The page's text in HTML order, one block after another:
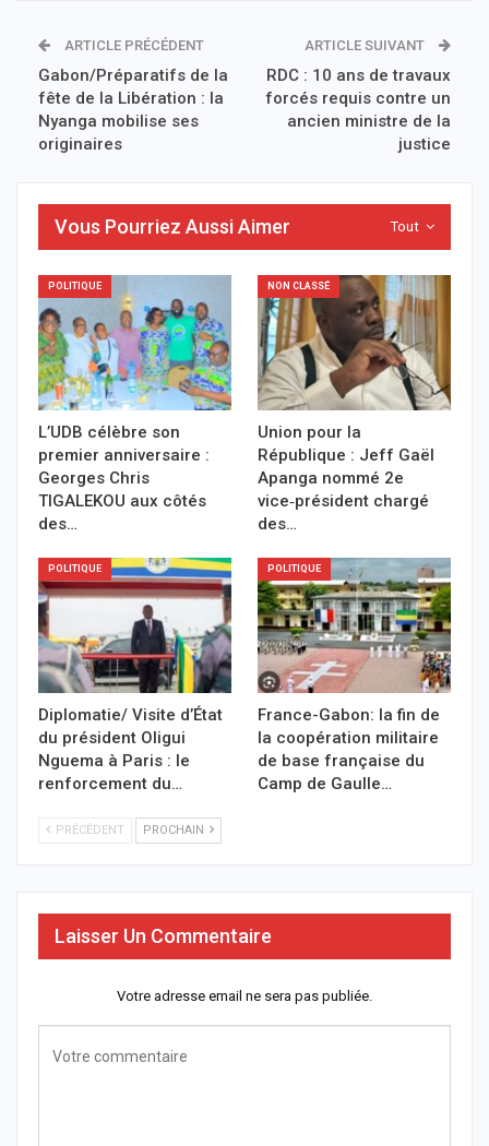
ARTICLE PRÉCÉDENT
Gabon/Préparatifs de la
fête de la Libération : la
Nyanga mobilise ses
originaires
ARTICLE SUIVANT
RDC : 10 ans de travaux
forcés requis contre un
ancien ministre de la
justice
Tout
Vous Pourriez Aussi Aimer
POLITIQUE
L’UDB célèbre son
premier anniversaire :
Georges Chris
TIGALEKOU aux côtés
des…
NON CLASSÉ
Union pour la
République : Jeff Gaël
Apanga nommé 2e
vice‑président chargé
des…
POLITIQUE
Diplomatie/ Visite d’État
du président Oligui
Nguema à Paris : le
renforcement du…
POLITIQUE
France-Gabon: la fin de
la coopération militaire
de base française du
Camp de Gaulle…
PRÉCÉDENT PROCHAIN
Laisser Un Commentaire
Votre adresse email ne sera pas publiée.